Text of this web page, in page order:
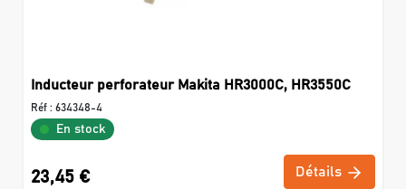
Inducteur perforateur Makita HR3000C, HR3550C
Réf : 634348-4
En stock
23,45 € Détails